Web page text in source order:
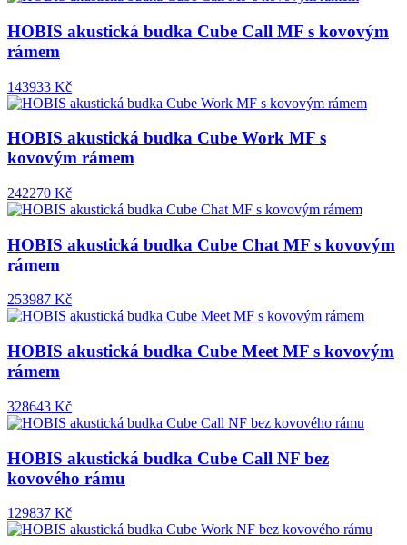
HOBIS akustická budka Cube Call MF s kovovým
rámem
143933 Kč
HOBIS akustická budka Cube Work MF s
kovovým rámem
242270 Kč
HOBIS akustická budka Cube Chat MF s kovovým
rámem
253987 Kč
HOBIS akustická budka Cube Meet MF s kovovým
rámem
328643 Kč
HOBIS akustická budka Cube Call NF bez
kovového rámu
129837 Kč